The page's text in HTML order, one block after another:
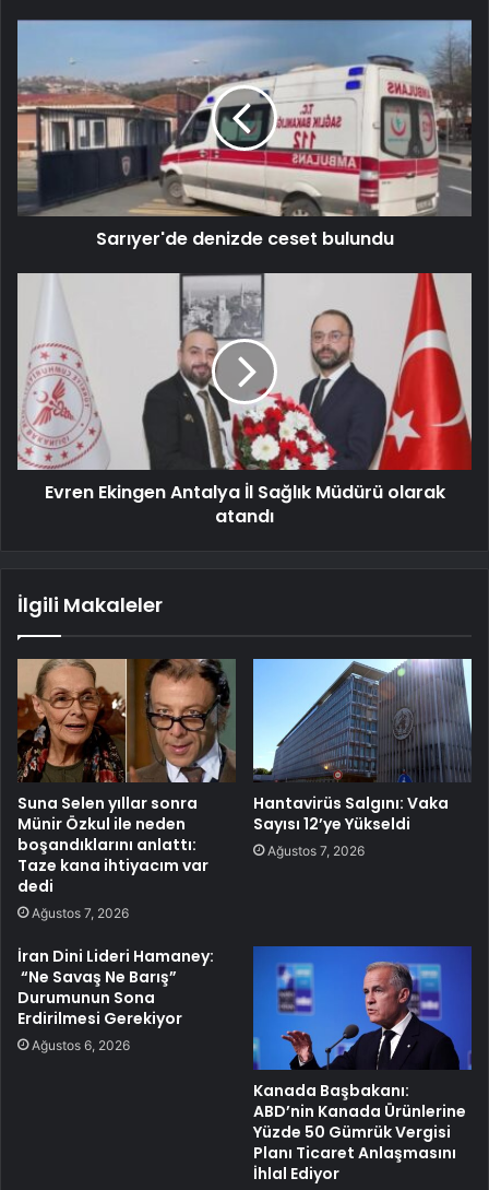
Sarıyer'de denizde ceset bulundu
Evren Ekingen Antalya İl Sağlık Müdürü olarak
atandı
İlgili Makaleler
Suna Selen yıllar sonra
Münir Özkul ile neden
boşandıklarını anlattı:
Taze kana ihtiyacım var
dedi
Ağustos 7, 2026
Hantavirüs Salgını: Vaka
Sayısı 12’ye Yükseldi
Ağustos 7, 2026
İran Dini Lideri Hamaney:
“Ne Savaş Ne Barış”
Durumunun Sona
Erdirilmesi Gerekiyor
Ağustos 6, 2026
Kanada Başbakanı:
ABD’nin Kanada Ürünlerine
Yüzde 50 Gümrük Vergisi
Planı Ticaret Anlaşmasını
İhlal Ediyor